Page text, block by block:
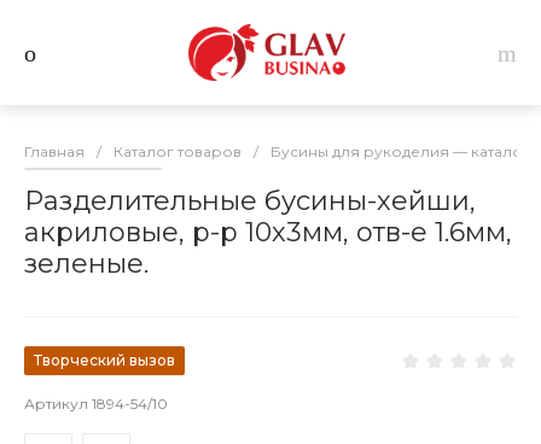
Главная / Каталог товаров / Бусины для рукоделия — каталог
Разделительные бусины-хейши,
акриловые, р-р 10х3мм, отв-е 1.6мм,
зеленые.
Творческий вызов
Артикул 1894-54/10